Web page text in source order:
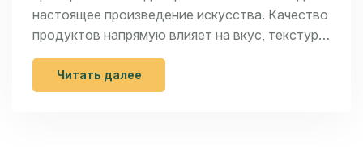
настоящее произведение искусства. Качество
продуктов напрямую влияет на вкус, текстуру
и привлекательность сладостей. Правильное
понимание происхождения ингредиентов и их
сочетание — ключевой момент в успешном
Читать далее